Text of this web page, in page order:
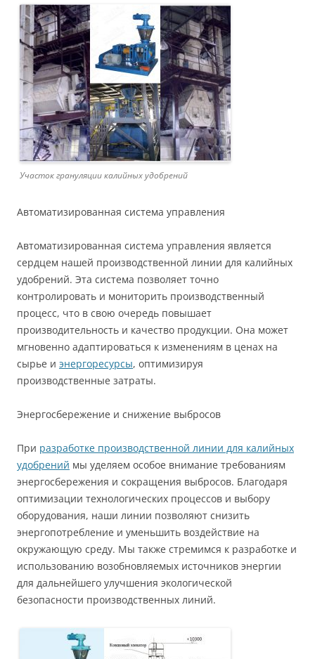
Участок грануляции калийных удобрений
Автоматизированная система управления
Автоматизированная система управления является
сердцем нашей производственной линии для калийных
удобрений. Эта система позволяет точно
контролировать и мониторить производственный
процесс, что в свою очередь повышает
производительность и качество продукции. Она может
мгновенно адаптироваться к изменениям в ценах на
сырье и энергоресурсы, оптимизируя
производственные затраты.
Энергосбережение и снижение выбросов
При разработке производственной линии для калийных
удобрений мы уделяем особое внимание требованиям
энергосбережения и сокращения выбросов. Благодаря
оптимизации технологических процессов и выбору
оборудования, наши линии позволяют снизить
энергопотребление и уменьшить воздействие на
окружающую среду. Мы также стремимся к разработке и
использованию возобновляемых источников энергии
для дальнейшего улучшения экологической
безопасности производственных линий.